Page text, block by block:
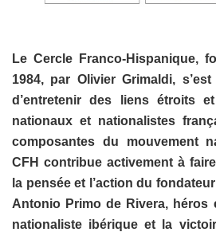
Le Cercle Franco-Hispanique,
1984, par Olivier Grimaldi,
d’entretenir des liens étroits
nationaux et nationalistes
composantes du mouvement
CFH contribue activement à
la pensée et l’action du
Antonio Primo de Rivera, héros
nationaliste ibérique et la